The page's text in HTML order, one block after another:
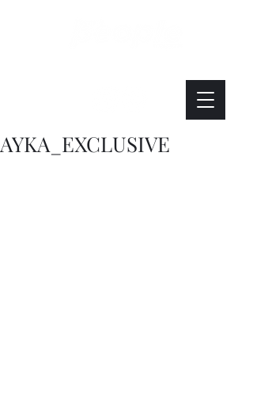
AYKA_EXCLUSIVE